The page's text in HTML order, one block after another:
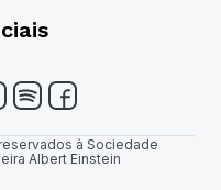
à Sociedade
Albert Einstein